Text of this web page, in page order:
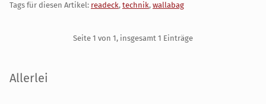
Tags für diesen Artikel: readeck, technik, wallabag
Seite 1 von 1, insgesamt 1 Einträge
Seitenleiste
Allerlei